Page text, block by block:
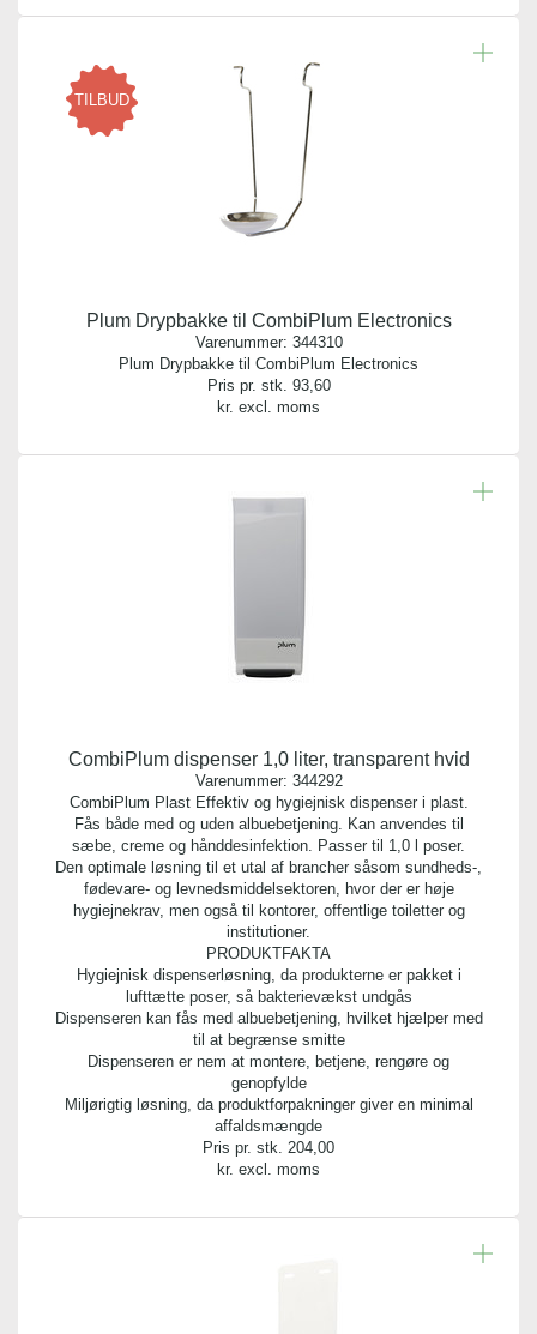
TILBUD
Plum Drypbakke til CombiPlum Electronics
Varenummer: 344310
Plum Drypbakke til CombiPlum Electronics
Pris pr. stk. 93,60
kr. excl. moms
CombiPlum dispenser 1,0 liter, transparent hvid
Varenummer: 344292
CombiPlum Plast Effektiv og hygiejnisk dispenser i plast.
Fås både med og uden albuebetjening. Kan anvendes til
sæbe, creme og hånddesinfektion. Passer til 1,0 l poser.
Den optimale løsning til et utal af brancher såsom sundheds-,
fødevare- og levnedsmiddelsektoren, hvor der er høje
hygiejnekrav, men også til kontorer, offentlige toiletter og
institutioner.
PRODUKTFAKTA
Hygiejnisk dispenserløsning, da produkterne er pakket i
lufttætte poser, så bakterievækst undgås
Dispenseren kan fås med albuebetjening, hvilket hjælper med
til at begrænse smitte
Dispenseren er nem at montere, betjene, rengøre og
genopfylde
Miljørigtig løsning, da produktforpakninger giver en minimal
affaldsmængde
Pris pr. stk. 204,00
kr. excl. moms